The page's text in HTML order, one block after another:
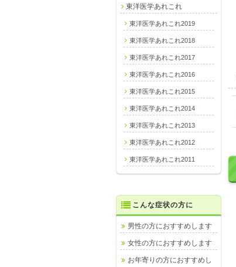
東洋医学あれこれ
東洋医学あれこれ2019
東洋医学あれこれ2018
東洋医学あれこれ2017
東洋医学あれこれ2016
東洋医学あれこれ2015
東洋医学あれこれ2014
東洋医学あれこれ2013
東洋医学あれこれ2012
東洋医学あれこれ2011
こんな症状の方に
男性の方におすすめします
女性の方におすすめします
お年寄りの方におすすめし